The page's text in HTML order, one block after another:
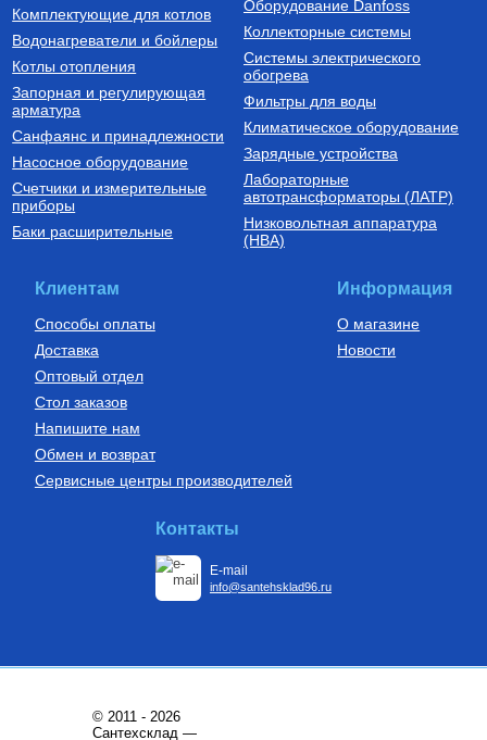
Купить
Стабилизаторы напряжения для
котлов
Стабилизатор напряжения
Teplocom ST-555-И
7 900Руб.
Купить
Комплектующие для котлов
Водонагреватели и бойлеры
Котлы отопления
Запорная и регулирующая
арматура
Санфаянс и принадлежности
Насосное оборудование
Счетчики и измерительные
приборы
Баки расширительные
Оборудование Danfoss
Коллекторные системы
Системы электрического
обогрева
Фильтры для воды
Климатическое оборудование
Зарядные устройства
Лабораторные
автотрансформаторы (ЛАТР)
Низковольтная аппаратура
(НВА)
Клиентам
Способы оплаты
Доставка
Оптовый отдел
Стол заказов
Напишите нам
Обмен и возврат
Сервисные центры производителей
Информация
О магазине
Новости
Контакты
E-mail
info@santehsklad96.ru
© 2011 - 2026
Сантехсклад —